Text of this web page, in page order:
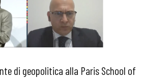
di geopolitica alla Paris School of